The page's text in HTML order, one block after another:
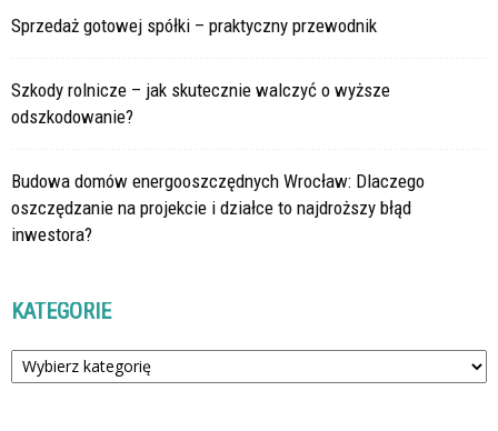
Sprzedaż gotowej spółki – praktyczny przewodnik
Szkody rolnicze – jak skutecznie walczyć o wyższe
odszkodowanie?
Budowa domów energooszczędnych Wrocław: Dlaczego
oszczędzanie na projekcie i działce to najdroższy błąd
inwestora?
KATEGORIE
Kategorie